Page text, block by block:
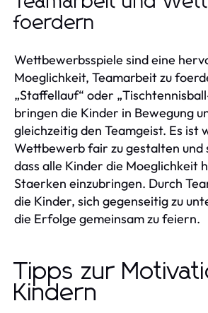
foerdern
Wettbewerbsspiele sind eine
Moeglichkeit, Teamarbeit zu
„Staffellauf“ oder
bringen die Kinder in Bewegung
gleichzeitig den Teamgeist. Es ist
Wettbewerb fair zu gestalten und
dass alle Kinder die Moeglichkeit
Staerken einzubringen. Durch
die Kinder, sich gegenseitig zu
die Erfolge gemeinsam zu feiern.
Tipps zur
Kindern